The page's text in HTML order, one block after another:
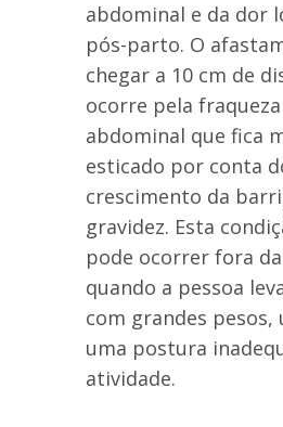
abdominal e da dor
pós-parto. O
chegar a 10 cm de
ocorre pela
abdominal que fica
esticado por conta
crescimento da
gravidez. Esta
pode ocorrer fora
quando a pessoa
com grandes pesos,
uma postura
atividade.